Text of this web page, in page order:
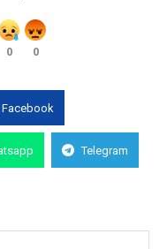
0 0
Facebook
Telegram